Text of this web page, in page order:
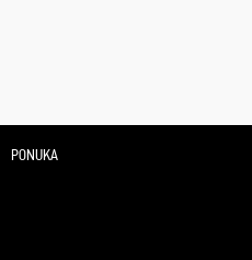
PONUKA